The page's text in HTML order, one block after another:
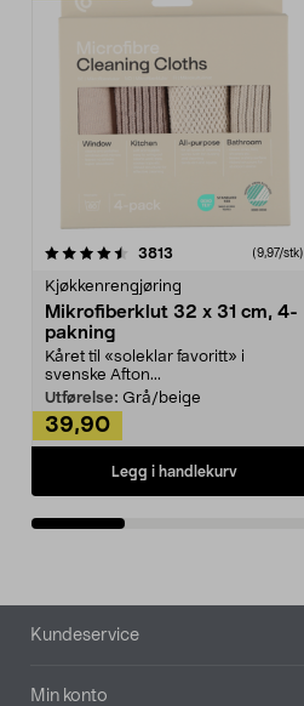
3813 anmeldelser(9,97/stk)
Kjøkkenrengjøring
Mikrofiberklut 32 x 31 cm, 4-
pakning
Kåret til «soleklar favoritt» i
svenske Afton...
Utførelse: Grå/beige
39,90
Legg i handlekurv
4.5av 5 stjerner
Bunntekst
Kundeservice
Min konto